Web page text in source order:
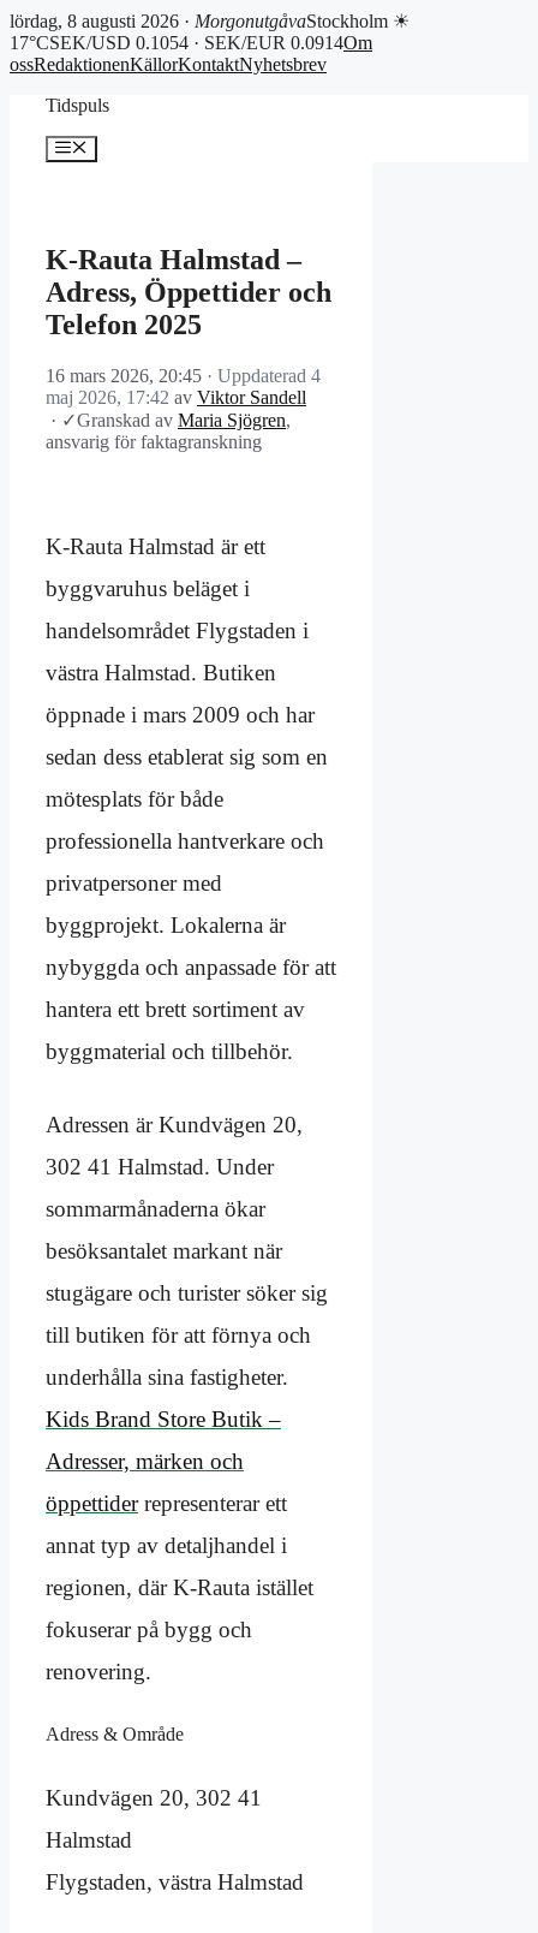
lördag, 8 augusti 2026 · MorgonutgåvaStockholm ☀
17°CSEK/USD 0.1054 · SEK/EUR 0.0914Om
ossRedaktionenKällorKontaktNyhetsbrev
Tidspuls
Meny
K-Rauta Halmstad –
Adress, Öppettider och
Telefon 2025
16 mars 2026, 20:45 · Uppdaterad 4
maj 2026, 17:42 av Viktor Sandell
· ✓Granskad av Maria Sjögren,
ansvarig för faktagranskning
K-Rauta Halmstad är ett
byggvaruhus beläget i
handelsområdet Flygstaden i
västra Halmstad. Butiken
öppnade i mars 2009 och har
sedan dess etablerat sig som en
mötesplats för både
professionella hantverkare och
privatpersoner med
byggprojekt. Lokalerna är
nybyggda och anpassade för att
hantera ett brett sortiment av
byggmaterial och tillbehör.
Adressen är Kundvägen 20,
302 41 Halmstad. Under
sommarmånaderna ökar
besöksantalet markant när
stugägare och turister söker sig
till butiken för att förnya och
underhålla sina fastigheter.
Kids Brand Store Butik –
Adresser, märken och
öppettiderrepresenterar ett
annat typ av detaljhandel i
regionen, där K-Rauta istället
fokuserar på bygg och
renovering.
Adress & Område
Kundvägen 20, 302 41
Halmstad
Flygstaden, västra Halmstad